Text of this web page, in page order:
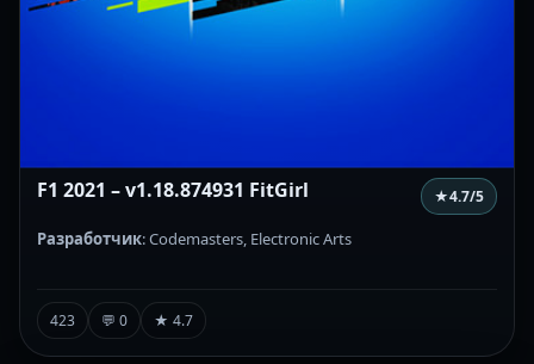
F1 2021 – v1.18.874931 FitGirl ★4.7/5
Разработчик: Codemasters, Electronic Arts
423 💬 0 ★ 4.7